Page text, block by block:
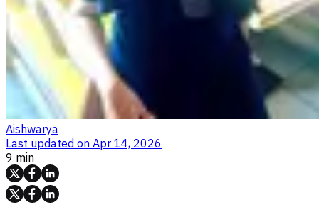
Aishwarya
Last updated on Apr 14, 2026
9 min